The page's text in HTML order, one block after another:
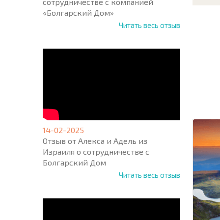
«Болгарский Дом»
Читать весь отзыв
14-02-2025
Отзыв от Алекса и Адель из
Израиля о сотрудничестве с
Болгарский Дом
Читать весь отзыв
States
+1
* Поля